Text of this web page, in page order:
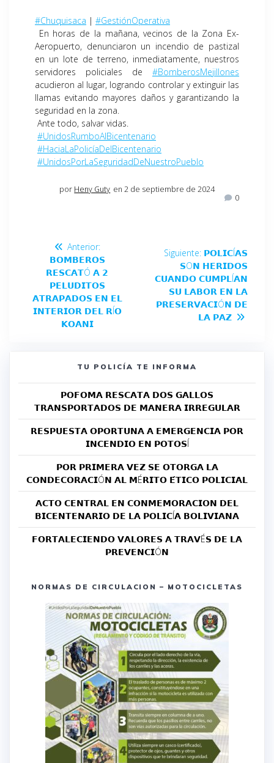
#Chuquisaca | #GestiónOperativa
En horas de la mañana, vecinos de la Zona Ex-
Aeropuerto, denunciaron un incendio de pastizal
en un lote de terreno, inmediatamente, nuestros
servidores policiales de #BomberosMejillones
acudieron al lugar, logrando controlar y extinguir las
llamas evitando mayores daños y garantizando la
seguridad en la zona.
Ante todo, salvar vidas.
#UnidosRumboAlBicentenario
#HaciaLaPolicíaDelBicentenario
#UnidosPorLaSeguridadDeNuestroPueblo
por Heny Guty en 2 de septiembre de 2024
0
Anterior:
𝗕𝗢𝗠𝗕𝗘𝗥𝗢𝗦
𝗥𝗘𝗦𝗖𝗔𝗧Ó 𝗔 𝟮
𝗣𝗘𝗟𝗨𝗗𝗜𝗧𝗢𝗦
𝗔𝗧𝗥𝗔𝗣𝗔𝗗𝗢𝗦 𝗘𝗡 𝗘𝗟
𝗜𝗡𝗧𝗘𝗥𝗜𝗢𝗥 𝗗𝗘𝗟 𝗥Í𝗢
𝗞𝗢𝗔𝗡𝗜
Siguiente: 𝗣𝗢𝗟𝗜𝗖Í𝗔𝗦
𝗦O𝗡 𝗛𝗘𝗥𝗜𝗗𝗢𝗦
𝗖𝗨𝗔𝗡𝗗𝗢 𝗖𝗨𝗠𝗣𝗟Í𝗔𝗡
𝗦𝗨 𝗟𝗔𝗕𝗢𝗥 𝗘𝗡 𝗟𝗔
𝗣𝗥𝗘𝗦𝗘𝗥𝗩𝗔𝗖𝗜Ó𝗡 𝗗𝗘
𝗟𝗔 𝗣𝗔𝗭
TU POLICÍA TE INFORMA
𝗣𝗢𝗙𝗢𝗠𝗔 𝗥𝗘𝗦𝗖𝗔𝗧𝗔 𝗗𝗢𝗦 𝗚𝗔𝗟𝗟𝗢𝗦
𝗧𝗥𝗔𝗡𝗦𝗣𝗢𝗥𝗧𝗔𝗗𝗢𝗦 𝗗𝗘 𝗠𝗔𝗡𝗘𝗥𝗔 𝗜𝗥𝗥𝗘𝗚𝗨𝗟𝗔𝗥
𝗥𝗘𝗦𝗣𝗨𝗘𝗦𝗧𝗔 𝗢𝗣𝗢𝗥𝗧𝗨𝗡𝗔 𝗔 𝗘𝗠𝗘𝗥𝗚𝗘𝗡𝗖𝗜𝗔 𝗣𝗢𝗥
𝗜𝗡𝗖𝗘𝗡𝗗𝗜𝗢 𝗘𝗡 𝗣𝗢𝗧𝗢𝗦Í
𝗣𝗢𝗥 𝗣𝗥𝗜𝗠𝗘𝗥𝗔 𝗩𝗘𝗭 𝗦𝗘 𝗢𝗧𝗢𝗥𝗚𝗔 𝗟𝗔
𝗖𝗢𝗡𝗗𝗘𝗖𝗢𝗥𝗔𝗖𝗜Ó𝗡 𝗔𝗟 𝗠É𝗥𝗜𝗧𝗢 𝗘́𝗧𝗜𝗖𝗢 𝗣𝗢𝗟𝗜𝗖𝗜𝗔𝗟
𝗔𝗖𝗧𝗢 𝗖𝗘𝗡𝗧𝗥𝗔𝗟 𝗘𝗡 𝗖𝗢𝗡𝗠𝗘𝗠𝗢𝗥𝗔𝗖𝗜𝗢𝗡 𝗗𝗘𝗟
𝗕𝗜𝗖𝗘𝗡𝗧𝗘𝗡𝗔𝗥𝗜𝗢 𝗗𝗘 𝗟𝗔 𝗣𝗢𝗟𝗜𝗖Í𝗔 𝗕𝗢𝗟𝗜𝗩𝗜𝗔𝗡𝗔
𝗙𝗢𝗥𝗧𝗔𝗟𝗘𝗖𝗜𝗘𝗡𝗗𝗢 𝗩𝗔𝗟𝗢𝗥𝗘𝗦 𝗔 𝗧𝗥𝗔𝗩É𝗦 𝗗𝗘 𝗟𝗔
𝗣𝗥𝗘𝗩𝗘𝗡𝗖𝗜Ó𝗡
NORMAS DE CIRCULACION – MOTOCICLETAS